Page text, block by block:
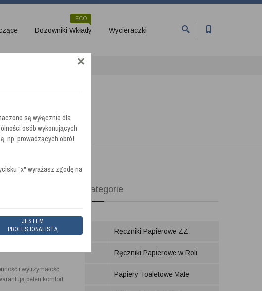
Dozowniki Wkłady
ECO
Wycieraczki
i wytrzymałość,
pełen komfort
Kategorie
Ręczniki Papierowe ZZ
Ręczniki Papierowe w Roli
Papiery Toaletowe Małe
są wyłącznie dla
osób wykonujących
np. prowadzących obrót
"x" wyrażasz zgodę na
JESTEM
PROFESJONALISTĄ